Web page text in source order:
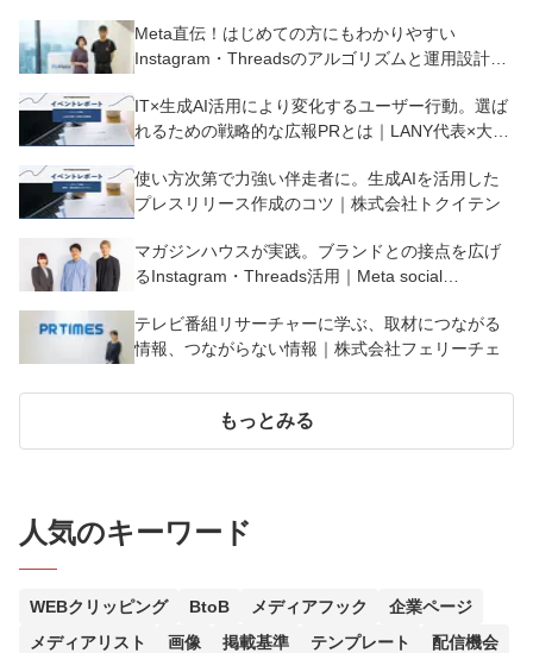
Meta直伝！はじめての方にもわかりやすい
Instagram・Threadsのアルゴリズムと運用設計｜
IT×生成AI活用により変化するユーザー行動。選ば
れるための戦略的な広報PRとは｜LANY代表×大和
使い方次第で力強い伴走者に。生成AIを活用した
プレスリリース作成のコツ｜株式会社トクイテン
マガジンハウスが実践。ブランドとの接点を広げ
るInstagram・Threads活用｜Meta social
テレビ番組リサーチャーに学ぶ、取材につながる
情報、つながらない情報｜株式会社フェリーチェ
もっとみる
人気のキーワード
WEBクリッピング BtoB メディアフック
企業ページ
メディアリスト
画像 掲載基準 テンプレート
配信機会